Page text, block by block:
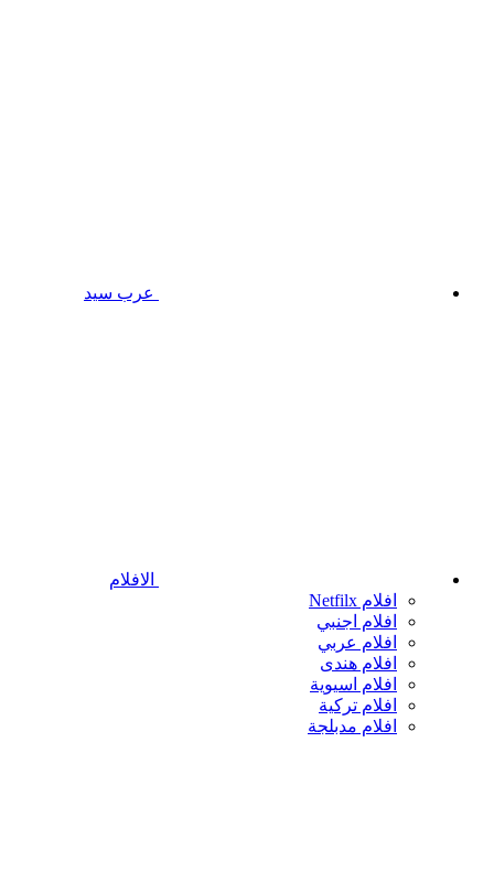
عرب سيد
الافلام
افلام Netfilx
افلام اجنبي
افلام عربي
افلام هندى
افلام اسيوية
افلام تركية
افلام مدبلجة